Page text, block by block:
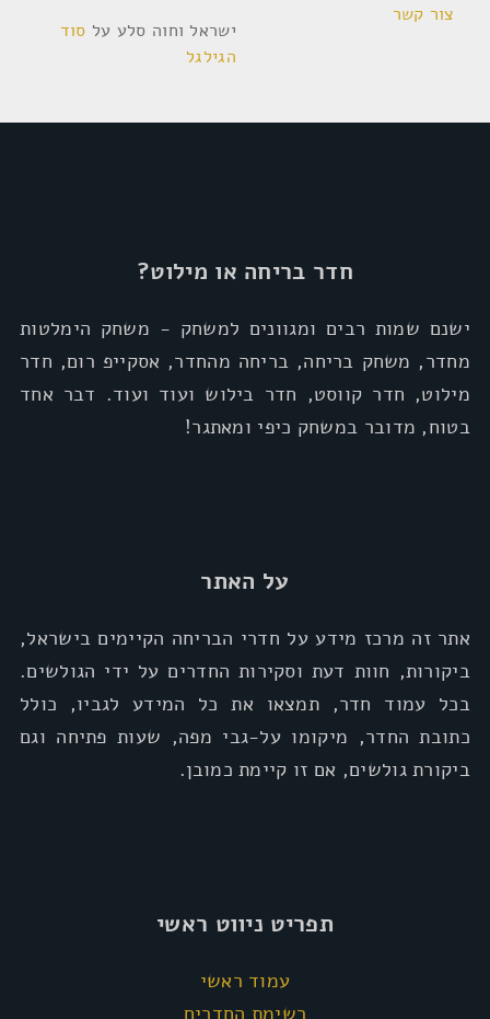
צור קשר
ישראל וחוה סלע על סוד
הגילגל
חדר בריחה או מילוט?
ישנם שמות רבים ומגוונים למשחק - משחק הימלטות
מחדר, משחק בריחה, בריחה מהחדר, אסקייפ רום, חדר
מילוט, חדר קווסט, חדר בילוש ועוד ועוד. דבר אחד
בטוח, מדובר במשחק כיפי ומאתגר!
על האתר
אתר זה מרכז מידע על חדרי הבריחה הקיימים בישראל,
ביקורות, חוות דעת וסקירות החדרים על ידי הגולשים.
בכל עמוד חדר, תמצאו את כל המידע לגביו, כולל
כתובת החדר, מיקומו על-גבי מפה, שעות פתיחה וגם
ביקורת גולשים, אם זו קיימת כמובן.
תפריט ניווט ראשי
עמוד ראשי